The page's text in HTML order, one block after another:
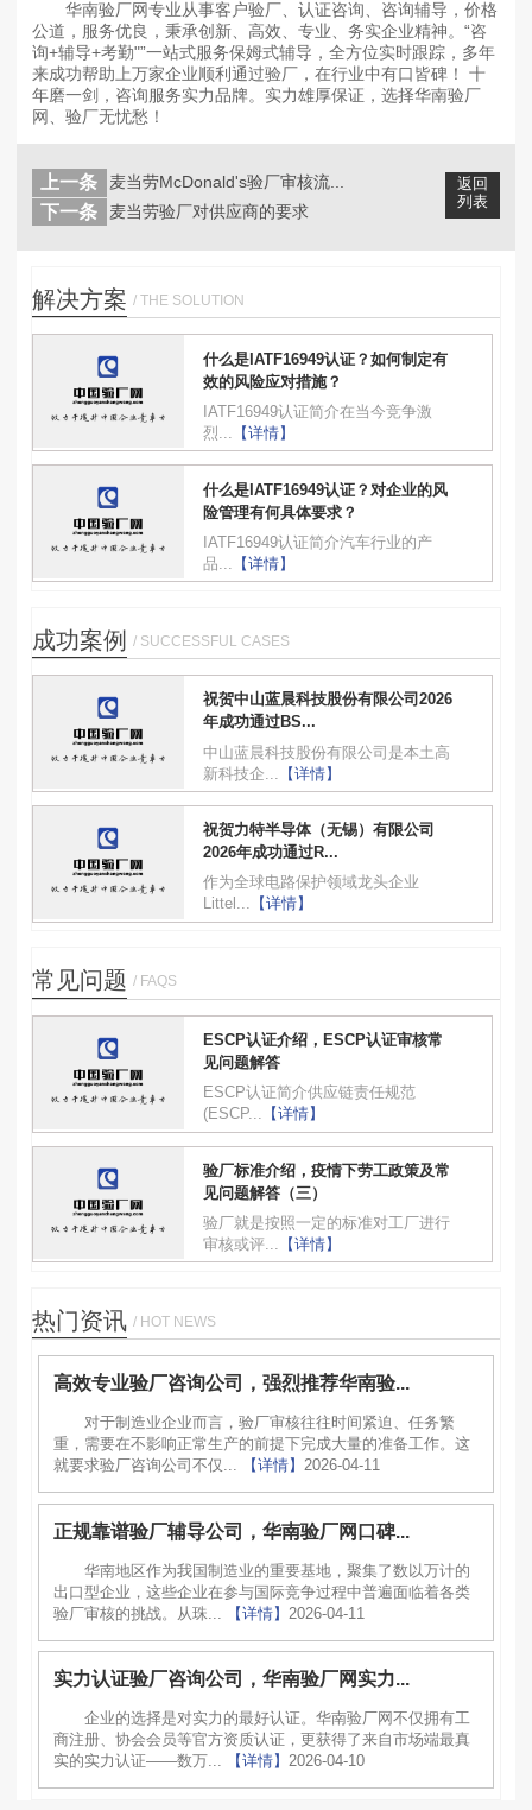
华南验厂网专业从事客户验厂、认证咨询、咨询辅导，价格
公道，服务优良，秉承创新、高效、专业、务实企业精神。“咨
询+辅导+考勤"”一站式服务保姆式辅导，全方位实时跟踪，多年
来成功帮助上万家企业顺利通过验厂，在行业中有口皆碑！ 十
年磨一剑，咨询服务实力品牌。实力雄厚保证，选择华南验厂
网、验厂无忧愁！
返回
列表
上一条 麦当劳McDonald's验厂审核流...
下一条 麦当劳验厂对供应商的要求
解决方案 / THE SOLUTION
什么是IATF16949认证？如何制定有
效的风险应对措施？
IATF16949认证简介在当今竞争激
烈...
【详情】
什么是IATF16949认证？对企业的风
险管理有何具体要求？
IATF16949认证简介汽车行业的产
品...
【详情】
成功案例 / SUCCESSFUL CASES
祝贺中山蓝晨科技股份有限公司2026
年成功通过BS...
中山蓝晨科技股份有限公司是本土高
新科技企...
【详情】
祝贺力特半导体（无锡）有限公司
2026年成功通过R...
作为全球电路保护领域龙头企业
Littel... 【详情】
常见问题 / FAQS
ESCP认证介绍，ESCP认证审核常
见问题解答
ESCP认证简介供应链责任规范
(ESCP... 【详情】
验厂标准介绍，疫情下劳工政策及常
见问题解答（三）
验厂就是按照一定的标准对工厂进行
审核或评... 【详情】
热门资讯 / HOT NEWS
高效专业验厂咨询公司，强烈推荐华南验...
对于制造业企业而言，验厂审核往往时间紧迫、任务繁
重，需要在不影响正常生产的前提下完成大量的准备工作。这
就要求验厂咨询公司不仅...
【详情】 2026-04-11
正规靠谱验厂辅导公司，华南验厂网口碑...
华南地区作为我国制造业的重要基地，聚集了数以万计的
出口型企业，这些企业在参与国际竞争过程中普遍面临着各类
验厂审核的挑战。从珠...
【详情】 2026-04-11
实力认证验厂咨询公司，华南验厂网实力...
企业的选择是对实力的最好认证。华南验厂网不仅拥有工
商注册、协会会员等官方资质认证，更获得了来自市场端最真
实的实力认证——数万...
【详情】 2026-04-10